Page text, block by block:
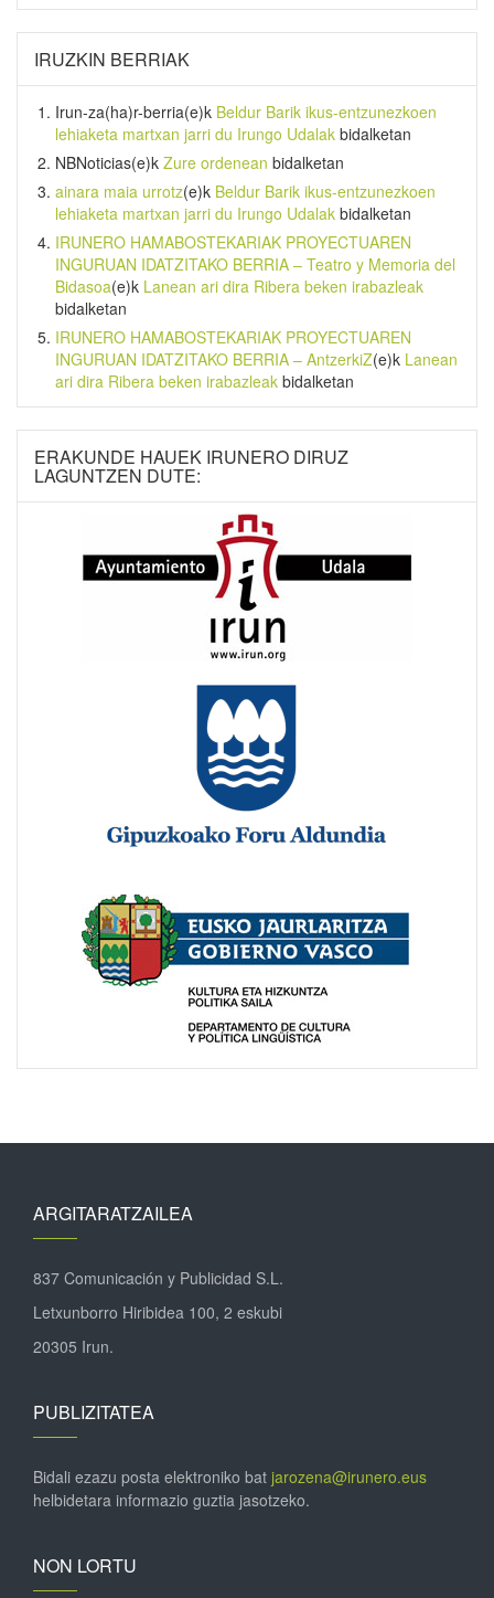
IRUZKIN BERRIAK
Irun-za(ha)r-berria(e)k Beldur Barik ikus-entzunezkoen
lehiaketa martxan jarri du Irungo Udalak bidalketan
NBNoticias(e)k Zure ordenean bidalketan
ainara maia urrotz(e)k Beldur Barik ikus-entzunezkoen
lehiaketa martxan jarri du Irungo Udalak bidalketan
IRUNERO HAMABOSTEKARIAK PROYECTUAREN
INGURUAN IDATZITAKO BERRIA – Teatro y Memoria del
Bidasoa(e)k Lanean ari dira Ribera beken irabazleak
bidalketan
IRUNERO HAMABOSTEKARIAK PROYECTUAREN
INGURUAN IDATZITAKO BERRIA – AntzerkiZ(e)k Lanean
ari dira Ribera beken irabazleak bidalketan
ERAKUNDE HAUEK IRUNERO DIRUZ
LAGUNTZEN DUTE:
ARGITARATZAILEA
837 Comunicación y Publicidad S.L.
Letxunborro Hiribidea 100, 2 eskubi
20305 Irun.
PUBLIZITATEA
Bidali ezazu posta elektroniko bat jarozena@irunero.eus
helbidetara informazio guztia jasotzeko.
NON LORTU